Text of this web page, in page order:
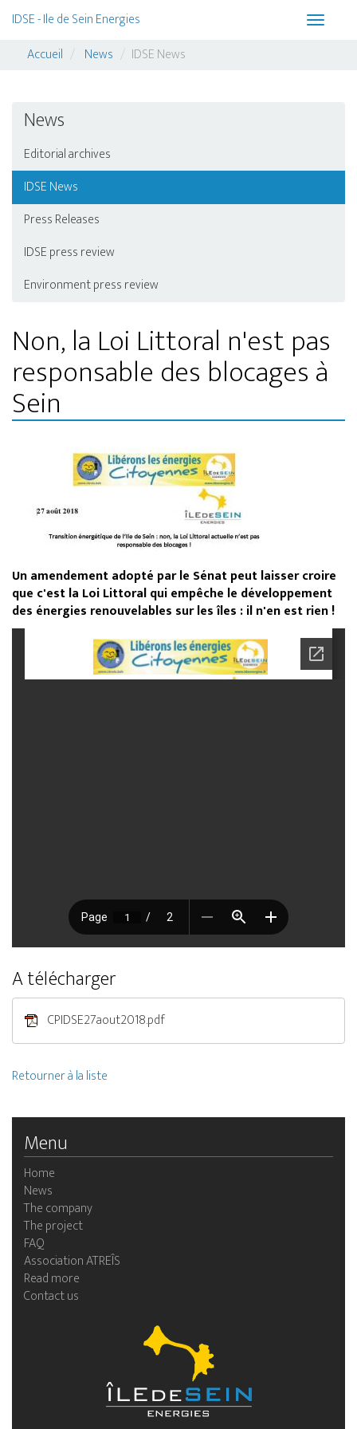
Toggle
IDSE - Ile de Sein Energies
Accueil
News IDSE News
News
Editorial archives
IDSE News
Press Releases
IDSE press review
Environment press review
Non, la Loi Littoral n'est pas
responsable des blocages à
Sein
Un amendement adopté par le Sénat peut laisser croire
que c'est la Loi Littoral qui empêche le développement
des énergies renouvelables sur les îles : il n'en est rien !
A télécharger
CPIDSE27aout2018.pdf
Retourner à la liste
Menu
Home
News
The company
The project
FAQ
Association ATREÎS
Read more
Contact us